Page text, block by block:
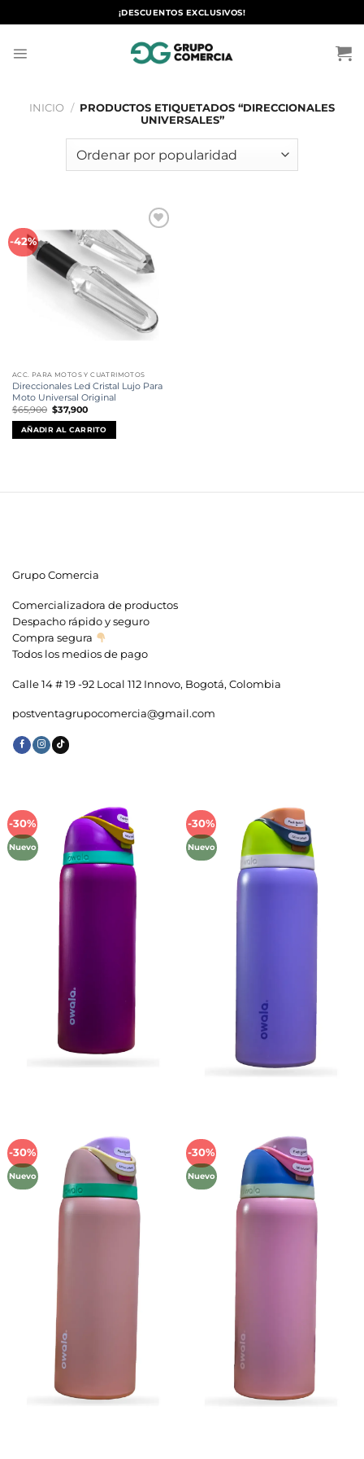
al
¡DESCUENTOS EXCLUSIVOS!
INICIO / PRODUCTOS ETIQUETADOS “DIRECCIONALES
UNIVERSALES”
-42%
lista de
deseos
ACC. PARA MOTOS Y CUATRIMOTOS
Direccionales Led Cristal Lujo Para
Moto Universal Original
$65,900 El
precio
original
era:
$65,900.
$37,900El
actual
es:
$37,900.
AÑADIR AL CARRITO
Grupo Comercia
Comercializadora de productos
Despacho rápido y seguro
Compra segura
Todos los medios de pago
Calle 14 # 19 -92 Local 112 Innovo, Bogotá, Colombia
postventagrupocomercia@gmail.com
-30%
Nuevo
Añadir
lista de
deseos
-30%
Nuevo
Añadir
lista de
deseos
-30%
Nuevo
Añadir
lista de
deseos
-30%
Nuevo
Añadir
lista de
deseos